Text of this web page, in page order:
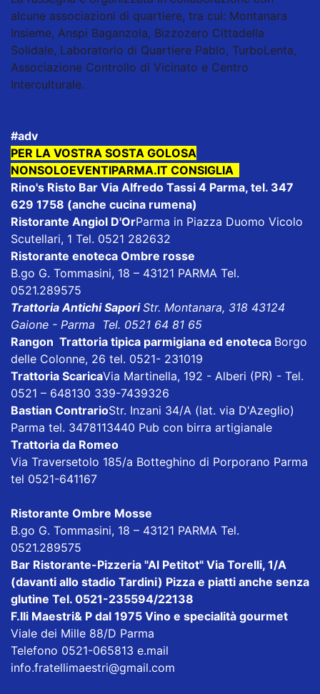
alcune associazioni di quartiere, tra cui: Montanara
Insieme, Anspi Baganzola, Bizzozero Cittadella
Solidale, Laboratorio di Quartiere Pablo, TurboLenta,
Associazione Controllo di Vicinato e Centro
Interculturale.
#adv
PER LA VOSTRA SOSTA GOLOSA
NONSOLOEVENTIPARMA.IT CONSIGLIA
Rino's Risto Bar Via Alfredo Tassi 4 Parma, tel. 347
629 1758 (anche cucina rumena)
Ristorante Angiol D'OrParma in Piazza Duomo Vicolo
Scutellari, 1 Tel. 0521 282632
Ristorante enoteca Ombre rosse
B.go G. Tommasini, 18 – 43121 PARMA Tel.
0521.289575
Trattoria Antichi SaporiStr. Montanara, 318 43124
Gaione - Parma Tel. 0521 64 81 65
Rangon Trattoria tipica parmigiana ed enoteca Borgo
delle Colonne, 26 tel. 0521- 231019
Trattoria ScaricaVia Martinella, 192 - Alberi (PR) - Tel.
0521 – 648130 339-7439326
Bastian ContrarioStr. Inzani 34/A (lat. via D'Azeglio)
Parma tel. 3478113440 Pub con birra artigianale
Trattoria da Romeo
Via Traversetolo 185/a Botteghino di Porporano Parma
tel 0521-641167
Ristorante Ombre Mosse
B.go G. Tommasini, 18 – 43121 PARMA Tel.
0521.289575
Bar Ristorante-Pizzeria "Al Petitot" Via Torelli, 1/A
(davanti allo stadio Tardini) Pizza e piatti anche senza
glutine Tel. 0521-235594/22138
F.lli Maestri& P dal 1975 Vino e specialità gourmet
Viale dei Mille 88/D Parma
Telefono 0521-065813 e.mail
info.fratellimaestri@gmail.com